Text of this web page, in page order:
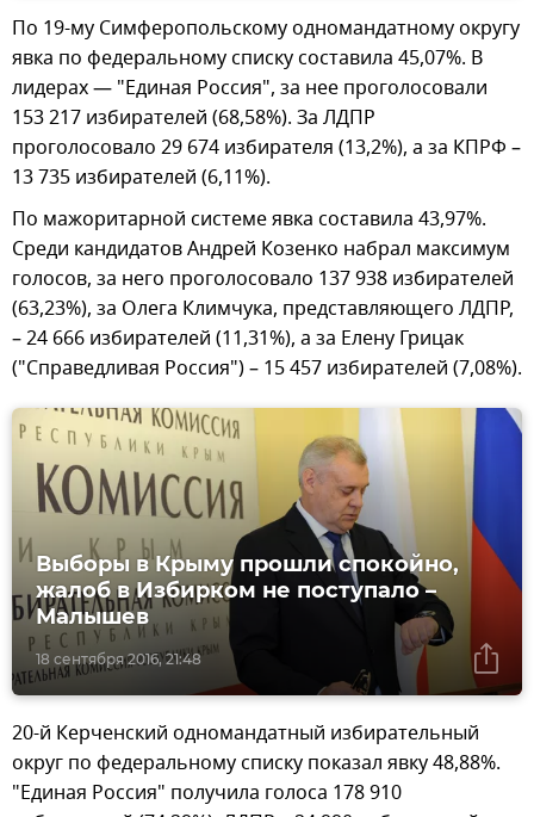
По 19-му Симферопольскому одномандатному округу
явка по федеральному списку составила 45,07%. В
лидерах — "Единая Россия", за нее проголосовали
153 217 избирателей (68,58%). За ЛДПР
проголосовало 29 674 избирателя (13,2%), а за КПРФ –
13 735 избирателей (6,11%).
По мажоритарной системе явка составила 43,97%.
Среди кандидатов Андрей Козенко набрал максимум
голосов, за него проголосовало 137 938 избирателей
(63,23%), за Олега Климчука, представляющего ЛДПР,
– 24 666 избирателей (11,31%), а за Елену Грицак
("Справедливая Россия") – 15 457 избирателей (7,08%).
18 сентября 2016, 21:48
Выборы в Крыму прошли спокойно,
жалоб в Избирком не поступало –
Малышев
20-й Керченский одномандатный избирательный
округ по федеральному списку показал явку 48,88%.
"Единая Россия" получила голоса 178 910